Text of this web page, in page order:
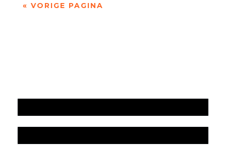
« VORIGE PAGINA